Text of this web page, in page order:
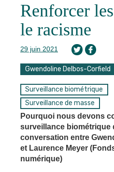
Renforcer
le racisme
29 juin 2021
Gwendoline Delbos-Corfield
Surveillance biométrique
Surveillance de masse
Pourquoi nous devons
surveillance biométrique
conversation entre
et Laurence Meyer
numérique)